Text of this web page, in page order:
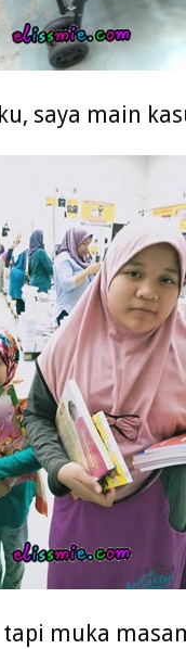
saya main
muka